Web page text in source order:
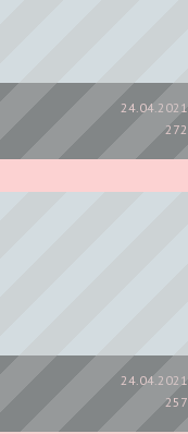
24.04.2021
272
24.04.2021
257